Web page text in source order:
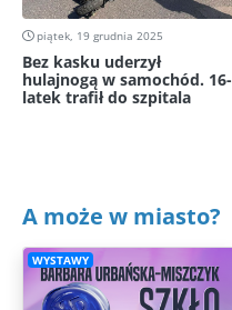
piątek, 19 grudnia 2025
Bez kasku uderzył
hulajnogą w samochód. 16-
latek trafił do szpitala
A może w miasto?
WYSTAWY